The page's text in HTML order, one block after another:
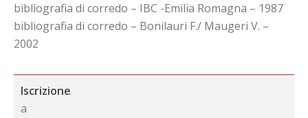
bibliografia di corredo – IBC -Emilia Romagna – 1987
bibliografia di corredo – Bonilauri F./ Maugeri V. –
2002
Iscrizione
a